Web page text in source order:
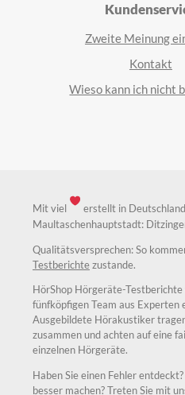
Zweite Meinung
Kontakt
Wieso kann ich nicht
Mit viel
erstellt in
Maultaschenhauptstadt:
Qualitätsversprechen: So
Testberichtezustande.
HörShop Hörgeräte-
fünfköpfigen Team aus Experten
Ausgebildete Hörakustiker
zusammen und achten auf eine
einzelnen Hörgeräte.
Haben Sie einen Fehler
besser machen? Treten Sie mit